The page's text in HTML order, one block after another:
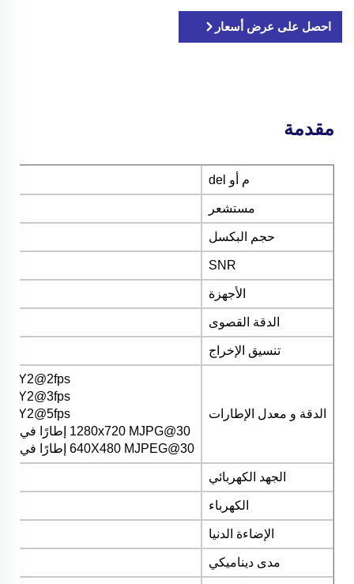
احصل على عرض أسعار
مقدمة
م أو del
مستشعر
حجم البكسل
SNR
الأجهزة
الدقة القصوى
تنسيق الإخراج
الدقة و معدل الإطارات
1280x720 MJPG@30 إطارًا في الثانية YUY2@10 إطارًا في الثانية
640X480 MJPEG@30 إطارًا في الثانية YUY2@30 إطارًا في الثانية
الجهد الكهربائي
الكهرباء
الإضاءة الدنيا
مدى ديناميكي